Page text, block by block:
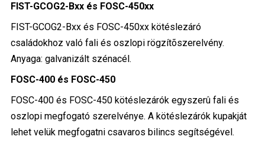
FIST-GCOG2-Bxx és FOSC-450xx
FIST-GCOG2-Bxx és FOSC-450xx kötéslezáró
családokhoz való fali és oszlopi rögzítõszerelvény.
Anyaga: galvanizált szénacél.
FOSC-400 és FOSC-450
FOSC-400 és FOSC-450 kötéslezárók egyszerû fali és
oszlopi megfogató szerelvénye. A kötéslezárók kupakját
lehet velük megfogatni csavaros bilincs segítségével.